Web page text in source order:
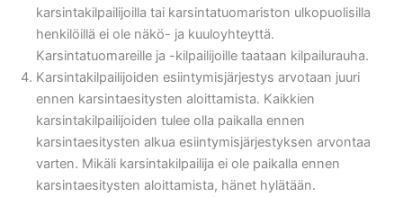
karsintakilpailijoilla tai karsintatuomariston ulkopuolisilla
henkilöillä ei ole näkö- ja kuuloyhteyttä.
Karsintatuomareille ja -kilpailijoille taataan kilpailurauha.
Karsintakilpailijoiden esiintymisjärjestys arvotaan juuri
ennen karsintaesitysten aloittamista. Kaikkien
karsintakilpailijoiden tulee olla paikalla ennen
karsintaesitysten alkua esiintymisjärjestyksen arvontaa
varten. Mikäli karsintakilpailija ei ole paikalla ennen
karsintaesitysten aloittamista, hänet hylätään.